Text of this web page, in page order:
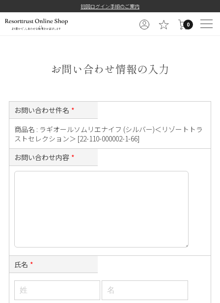
==============================================
初回ログイン手順のご案内
0
お問い合わせ情報の入力
お問い合わせ件名 *
商品名 : ラギオールソムリエナイフ (シルバー)＜リゾートトラ
ストセレクション＞ [22-110-000002-1-66]
お問い合わせ内容 *
氏名 *